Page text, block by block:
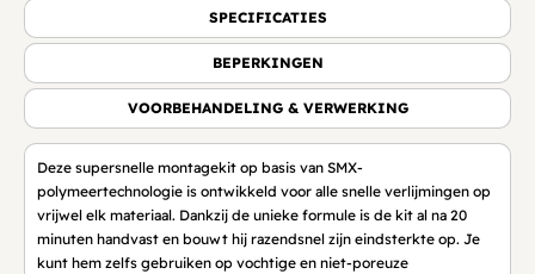
SPECIFICATIES
BEPERKINGEN
VOORBEHANDELING & VERWERKING
Deze supersnelle montagekit op basis van SMX-
polymeertechnologie is ontwikkeld voor alle snelle verlijmingen op
vrijwel elk materiaal. Dankzij de unieke formule is de kit al na 20
minuten handvast en bouwt hij razendsnel zijn eindsterkte op. Je
kunt hem zelfs gebruiken op vochtige en niet-poreuze